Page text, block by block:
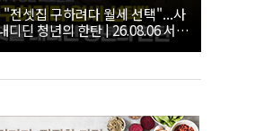
전셋집 구하려다 월세 선택"...사
디딘 청년의 한탄 | 26.08.06 서울
토론회